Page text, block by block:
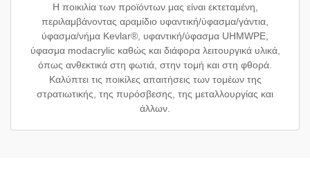
Η ποικιλία των προϊόντων μας είναι εκτεταμένη,
περιλαμβάνοντας αραμίδιο υφαντική/ύφασμα/γάντια,
ύφασμα/νήμα Kevlar®, υφαντική/ύφασμα UHMWPE,
ύφασμα modacrylic καθώς και διάφορα λειτουργικά υλικά,
όπως ανθεκτικά στη φωτιά, στην τομή και στη φθορά.
Καλύπτει τις ποικίλες απαιτήσεις των τομέων της
στρατιωτικής, της πυρόσβεσης, της μεταλλουργίας και
άλλων.